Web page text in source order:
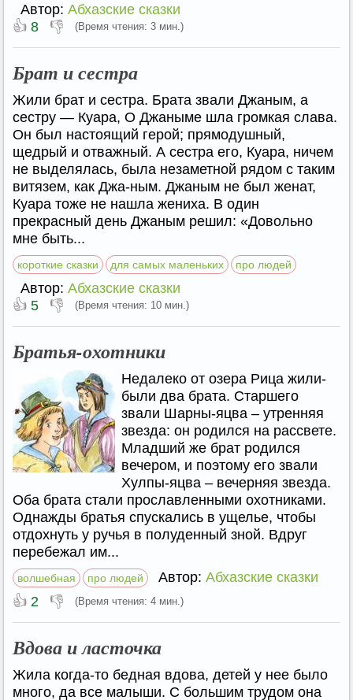
Автор: Абхазские сказки
👍 8 👎 (Время чтения: 3 мин.)
Брат и сестра
Жили брат и сестра. Брата звали Джаным, а
сестру — Куара, О Джаныме шла громкая слава.
Он был настоящий герой; прямодушный,
щедрый и отважный. А сестра его, Куара, ничем
не выделялась, была незаметной рядом с таким
витязем, как Джа-ным. Джаным не был женат,
Куара тоже не нашла жениха. В один
прекрасный день Джаным решил: «Довольно
мне быть...
короткие сказки для самых маленьких про людей
Автор: Абхазские сказки
👍 5 👎 (Время чтения: 10 мин.)
Братья-охотники
Недалеко от озера Рица жили-
были два брата. Старшего
звали Шарны-яцва – утренняя
звезда: он родился на рассвете.
Младший же брат родился
вечером, и поэтому его звали
Хулпы-яцва – вечерняя звезда.
Оба брата стали прославленными охотниками.
Однажды братья спускались в ущелье, чтобы
отдохнуть у ручья в полуденный зной. Вдруг
перебежал им...
волшебная про людей Автор: Абхазские сказки
👍 2 👎 (Время чтения: 4 мин.)
Вдова и ласточка
Жила когда-то бедная вдова, детей у нее было
много, да все малыши. С большим трудом она